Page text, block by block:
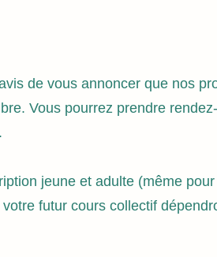
de vous annoncer que nos
Vous pourrez prendre
jeune et adulte (même
futur cours collectif